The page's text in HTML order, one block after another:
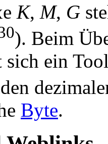
K, M, G
). Beim
sich ein
Byte.